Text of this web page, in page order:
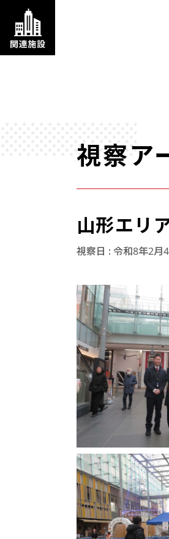
視察ア
山形エリ
視察日 : 令和8年2月